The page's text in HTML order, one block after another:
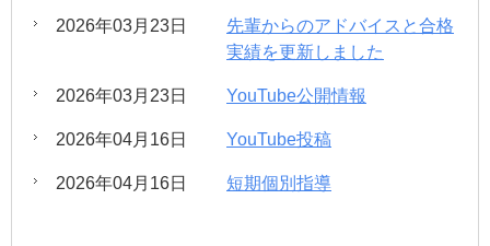
2026年03月23日
先輩からのアドバイスと合格
実績を更新しました
2026年03月23日 YouTube公開情報
2026年04月16日 YouTube投稿
2026年04月16日 短期個別指導